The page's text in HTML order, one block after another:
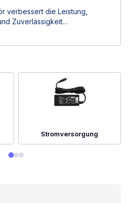
verbessert die Leistung,
Zuverlässigkeit
Von Stromlösungen
Stromversorgung